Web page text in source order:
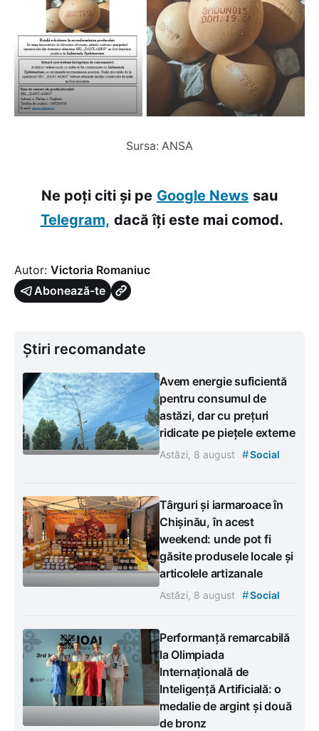
Sursa: ANSA
Ne poți citi și pe Google News sau
Telegram, dacă îți este mai comod.
Autor: Victoria Romaniuc
Abonează-te
Știri recomandate
Avem energie suficientă
pentru consumul de
astăzi, dar cu prețuri
ridicate pe piețele externe
Astăzi, 8 august #Social
Târguri și iarmaroace în
Chișinău, în acest
weekend: unde pot fi
găsite produsele locale și
articolele artizanale
Astăzi, 8 august #Social
Performanță remarcabilă
la Olimpiada
Internațională de
Inteligență Artificială: o
medalie de argint și două
de bronz